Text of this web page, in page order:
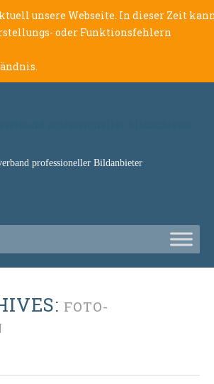
unsere Webseite. In dieser Zeit
oder Funktionsfehlern
professioneller Bildanbieter
FOTO-